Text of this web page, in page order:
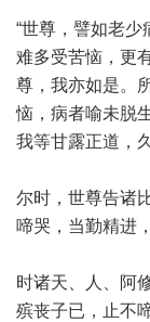
“世尊，譬如老
难多受苦恼，更
尊，我亦如是。
恼，病者喻未脱
我等甘露正道，
尔时，世尊告诸
啼哭，当勤精进
时诸天、人、阿
殡丧子已，止不